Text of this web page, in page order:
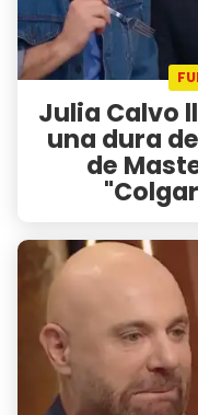
Julia Calvo
una dura
de